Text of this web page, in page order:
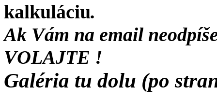
kalkuláciu.
Ak Vám na email
VOLAJTE !
Galéria tu dolu (po